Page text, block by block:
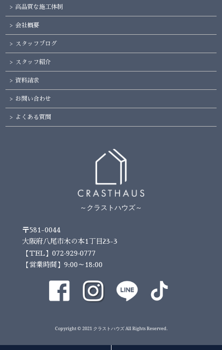
高品質な施工体制
会社概要
スタッフブログ
スタッフ紹介
資料請求
お問い合わせ
よくある質問
～クラストハウズ～
〒581-0044
大阪府八尾市木の本1丁目23-3
【TEL】072-929-0777
【営業時間】9:00～18:00
Copyright © 2021 クラストハウズ All Rights Reserved.